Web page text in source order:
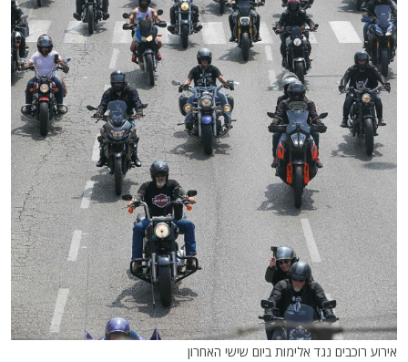
אירוע רוכבים נגד אלימות ביום שישי האחרון